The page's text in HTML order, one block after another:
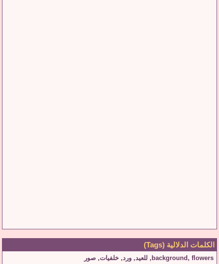
الكلمات الدلالية (Tags)
background , flowers
, للعيد, ورد, خلفيات, صور